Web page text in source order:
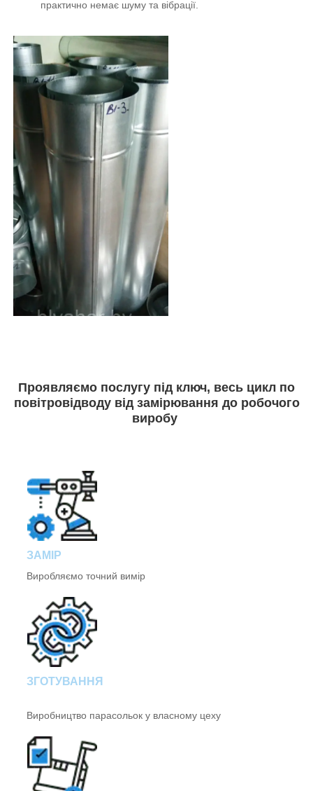
практично немає шуму та вібрації.
Проявляємо послугу під ключ, весь цикл по
повітровідводу від замірювання до робочого
виробу
ЗАМІР
Виробляємо точний вимір
ЗГОТУВАННЯ
Виробництво парасольок у власному цеху